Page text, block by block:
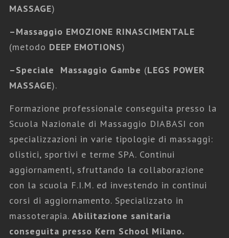
MASSAGE)
–Massaggio EMOZIONE RINASCIMENTALE
(metodo DEEP EMOTIONS)
–Speciale Massaggio Gambe (LEGS POWER
MASSAGE).
Formazione professionale conseguita presso la
Scuola Nazionale di Massaggio DIABASI con
specializzazioni in varie tipologie di massaggi:
olistici, sportivi e terme SPA. Continui
aggiornamenti, sfruttando la collaborazione
con la scuola F.I.M. ed investendo in continui
corsi di aggiornamento. Specializzato in
massoterapia. Abilitazione sanitaria
conseguita presso Kern School Milano.